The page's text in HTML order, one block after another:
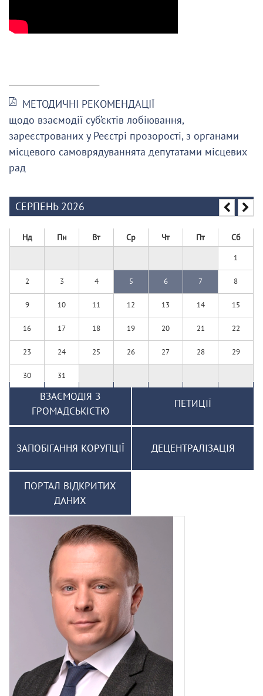
МЕТОДИЧНІ РЕКОМЕНДАЦІЇ
щодо взаємодії суб’єктів лобіювання,
зареєстрованих у Реєстрі прозорості, з органами
місцевого самоврядуваннята депутатами місцевих
рад
СЕРПЕНЬ 2026
Нд Пн Вт Ср Чт Пт Сб
1
2 3 4 5 6 7 8
9 10 11 12 13 14 15
16 17 18 19 20 21 22
23 24 25 26 27 28 29
30 31
ВЗАЄМОДІЯ З
ГРОМАДСЬКІСТЮ
ПЕТИЦІЇ
ЗАПОБІГАННЯ КОРУПЦІЇ ДЕЦЕНТРАЛІЗАЦІЯ
ПОРТАЛ ВІДКРИТИХ
ДАНИХ